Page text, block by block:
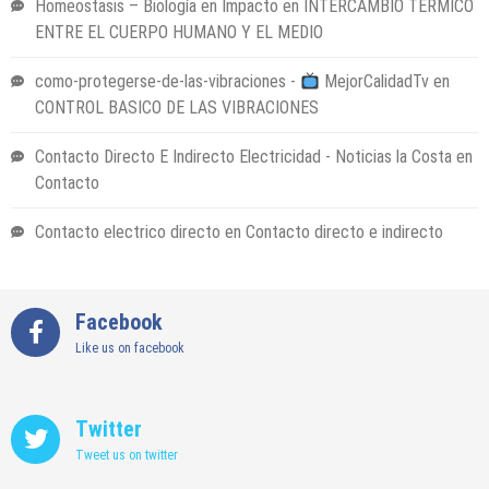
Homeostasis – Biología en Impacto en
INTERCAMBIO TÉRMICO
ENTRE EL CUERPO HUMANO Y EL MEDIO
como-protegerse-de-las-vibraciones - MejorCalidadTv en
CONTROL BASICO DE LAS VIBRACIONES
Contacto Directo E Indirecto Electricidad - Noticias la Costa en
Contacto
Contacto electrico directo en Contacto directo e indirecto
Facebook
Like us on facebook
Twitter
Tweet us on twitter